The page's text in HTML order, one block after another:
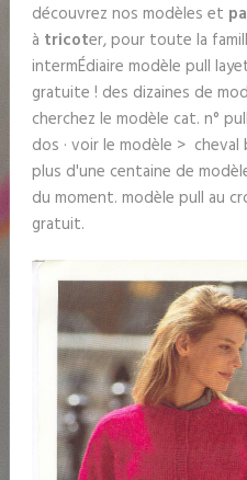
découvrez nos modèles et
à tricoter, pour toute la
intermÉdiaire modèle pull
gratuite ! des dizaines de
cherchez le modèle cat. n°
dos · voir le modèle >
plus d'une centaine de
du moment. modèle pull au
gratuit.